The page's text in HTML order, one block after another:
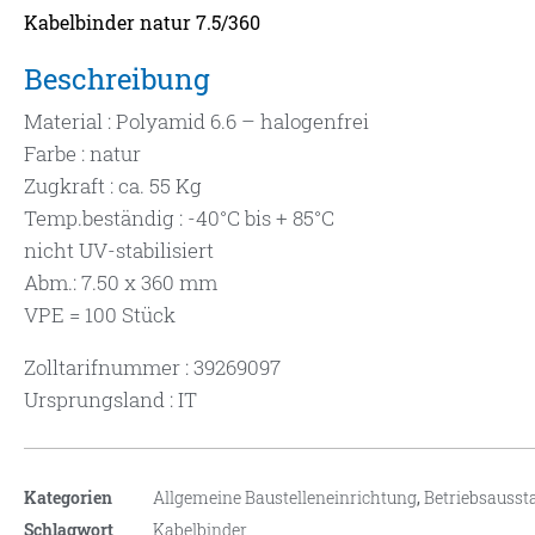
Kabelbinder natur 7.5/360
Beschreibung
Material : Polyamid 6.6 – halogenfrei
Farbe : natur
Zugkraft : ca. 55 Kg
Temp.beständig : -40°C bis + 85°C
nicht UV-stabilisiert
Abm.: 7.50 x 360 mm
VPE = 100 Stück
Zolltarifnummer : 39269097
Ursprungsland : IT
Kategorien Allgemeine Baustelleneinrichtung,
Schlagwort
Kabelbinder